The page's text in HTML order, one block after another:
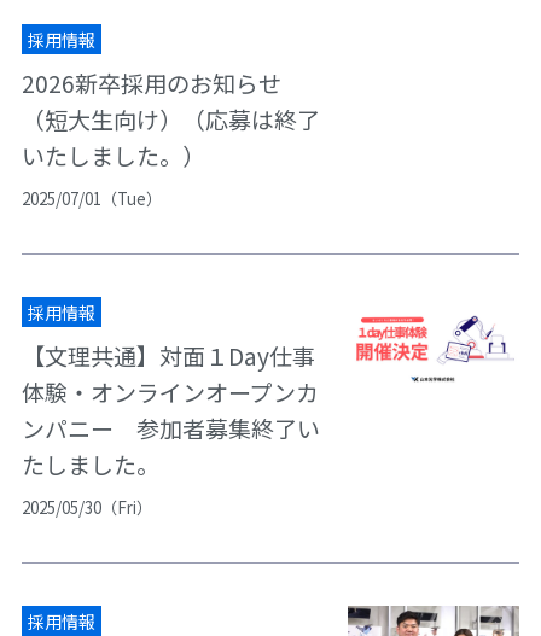
採用情報
2026新卒採用のお知らせ
（短大生向け）（応募は終了
いたしました。）
2025/07/01（Tue）
採用情報
【文理共通】対面１Day仕事
体験・オンラインオープンカ
ンパニー 参加者募集終了い
たしました。
2025/05/30（Fri）
採用情報